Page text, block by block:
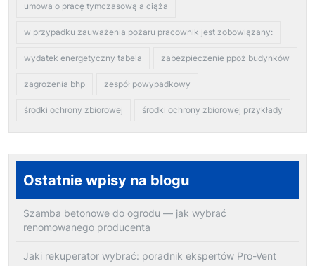
umowa o pracę tymczasową a ciąża
w przypadku zauważenia pożaru pracownik jest zobowiązany:
wydatek energetyczny tabela zabezpieczenie ppoż budynków
zagrożenia bhp zespół powypadkowy
środki ochrony zbiorowej środki ochrony zbiorowej przykłady
Ostatnie wpisy na blogu
Szamba betonowe do ogrodu — jak wybrać
renomowanego producenta
Jaki rekuperator wybrać: poradnik ekspertów Pro-Vent